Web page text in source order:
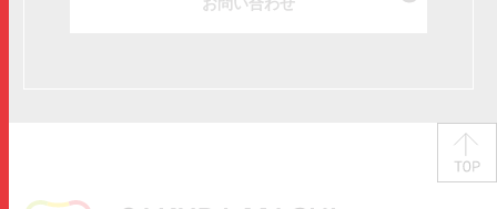
お問い合わせ